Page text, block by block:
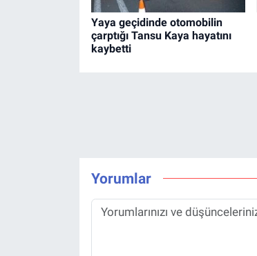
Yaya geçidinde otomobilin
çarptığı Tansu Kaya hayatını
kaybetti
Yorumlar